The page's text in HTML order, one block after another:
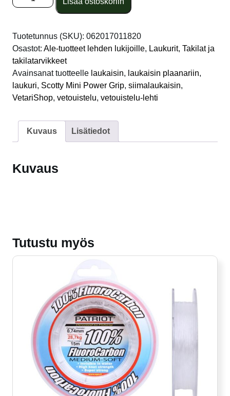
Mini
Grip
plaanarilaukaisin
/
siimalaukaisin
4
kpl
Tuotetunnus (SKU): 062017011820
Osastot: Ale-tuotteet lehden lukijoille, Laukurit, Takilat ja
takilatarvikkeet
Avainsanat tuotteelle laukaisin, laukaisin plaanariin,
laukuri, Scotty Mini Power Grip, siimalaukaisin,
VetariShop, vetouistelu, vetouistelu-lehti
Kuvaus Lisätiedot
Kuvaus
Tutustu myös